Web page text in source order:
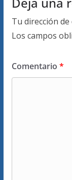
Tu dirección
Los campos
Comentario *